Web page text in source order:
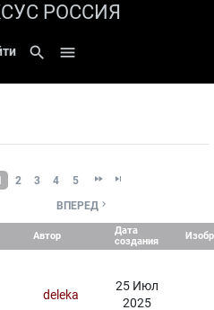
РОССИЯ
search 
2 3 4 5  
ВПЕРЕД 
Автор
Дата
создания
deleka
25 Июл
2025